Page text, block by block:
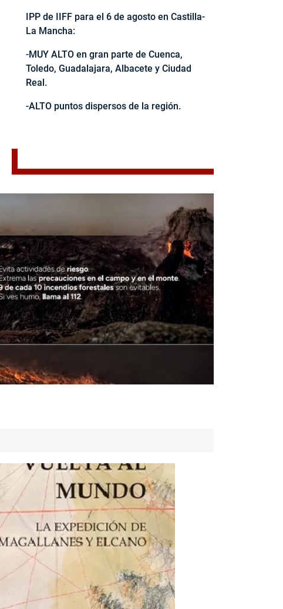
IPP de IIFF para el 6 de agosto en Castilla-
La Mancha:
-MUY ALTO en gran parte de Cuenca,
Toledo, Guadalajara, Albacete y Ciudad
Real.
-ALTO puntos dispersos de la región.